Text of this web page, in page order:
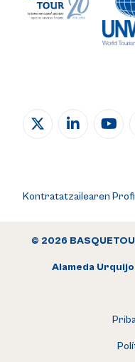
Kontratatzailearen
© 2026
Alameda Urquijo